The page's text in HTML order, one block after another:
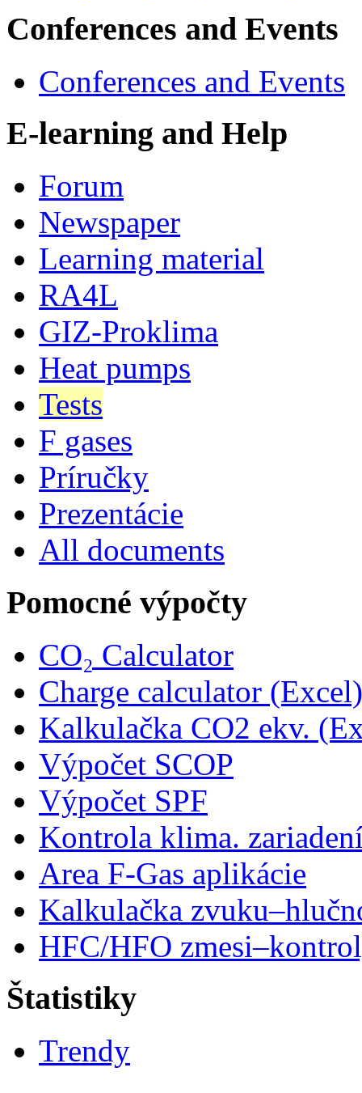
Conferences and Events
Conferences and Events
E-learning and Help
Forum
Newspaper
Learning material
RA4L
GIZ-Proklima
Heat pumps
Tests
F gases
Príručky
Prezentácie
All documents
Pomocné výpočty
CO₂ Calculator
Charge calculator (Excel)
Kalkulačka CO2 ekv.
Výpočet SCOP
Výpočet SPF
Kontrola klima.
Area F-Gas aplikácie
Kalkulačka
HFC/HFO
Štatistiky
Trendy